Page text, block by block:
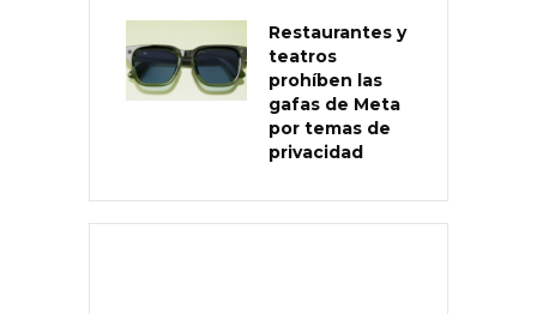
Restaurantes y
teatros
prohíben las
gafas de Meta
por temas de
privacidad